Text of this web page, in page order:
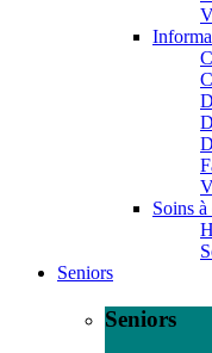
Soins
Seniors
Seniors